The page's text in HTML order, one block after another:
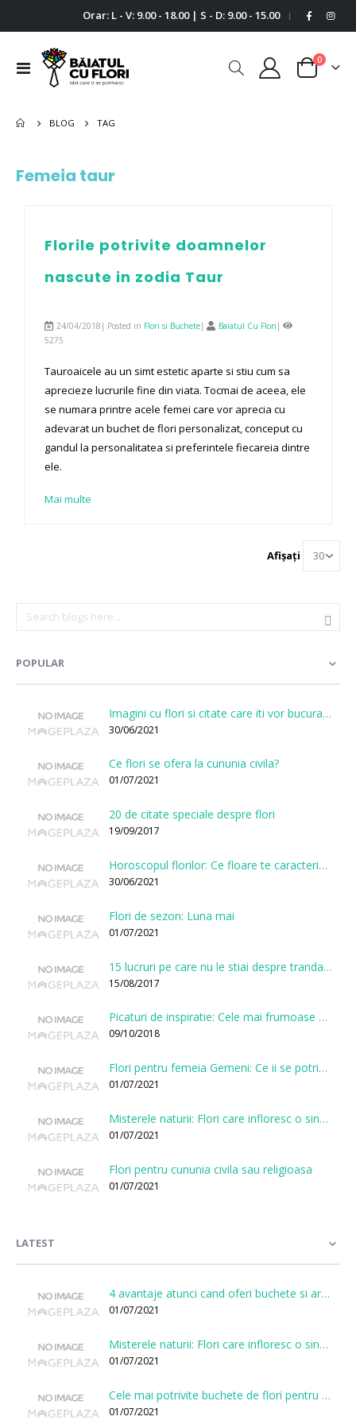
Orar: L - V: 9.00 - 18.00 | S - D: 9.00 - 15.00 |
Comutare
Cart
0
BLOG TAG
Femeia taur
Florile potrivite doamnelor
nascute in zodia Taur
24/04/2018| Posted in Flori si Buchete| Baiatul Cu Flori |
5275
Tauroaicele au un simt estetic aparte si stiu cum sa
aprecieze lucrurile fine din viata. Tocmai de aceea, ele
se numara printre acele femei care vor aprecia cu
adevarat un buchet de flori personalizat, conceput cu
gandul la personalitatea si preferintele fiecareia dintre
ele.
Mai multe
Afișați
POPULAR
Imagini cu flori si citate care iti vor bucura sufletul
30/06/2021
Ce flori se ofera la cununia civila?
01/07/2021
20 de citate speciale despre flori
19/09/2017
Horoscopul florilor: Ce floare te caracterizeaza in functie de ziua nasterii?
30/06/2021
Flori de sezon: Luna mai
01/07/2021
15 lucruri pe care nu le stiai despre trandafiri
15/08/2017
Picaturi de inspiratie: Cele mai frumoase citate despre flori
09/10/2018
Flori pentru femeia Gemeni: Ce ii se potriveste, ce ii poarta noroc si ce o caracterizeaza?
01/07/2021
Misterele naturii: Flori care infloresc o singura data la cateva sute de ani
01/07/2021
Flori pentru cununia civila sau religioasa
01/07/2021
LATEST
4 avantaje atunci cand oferi buchete si aranjamente printr-o florarie online
01/07/2021
Misterele naturii: Flori care infloresc o singura data la cateva sute de ani
01/07/2021
Cele mai potrivite buchete de flori pentru onomastici
01/07/2021